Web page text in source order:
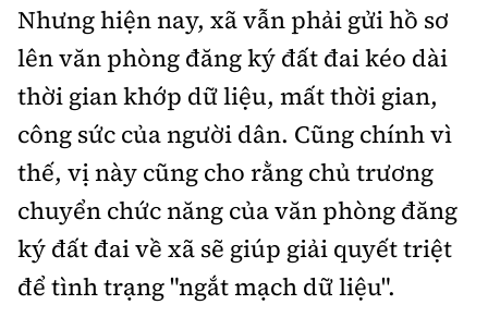
Nhưng hiện nay, xã vẫn phải gửi hồ sơ
lên văn phòng đăng ký đất đai kéo dài
thời gian khớp dữ liệu, mất thời gian,
công sức của người dân. Cũng chính vì
thế, vị này cũng cho rằng chủ trương
chuyển chức năng của văn phòng đăng
ký đất đai về xã sẽ giúp giải quyết triệt
để tình trạng "ngắt mạch dữ liệu".